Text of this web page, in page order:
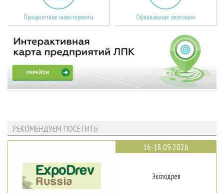
Приоритетные инвестпроекты Официальные делегации
РЕКОМЕНДУЕМ ПОСЕТИТЬ
16-18.09.2026
Эксподрев